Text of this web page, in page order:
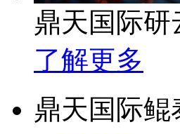
鼎天国际
了解更多
鼎天国际鲲